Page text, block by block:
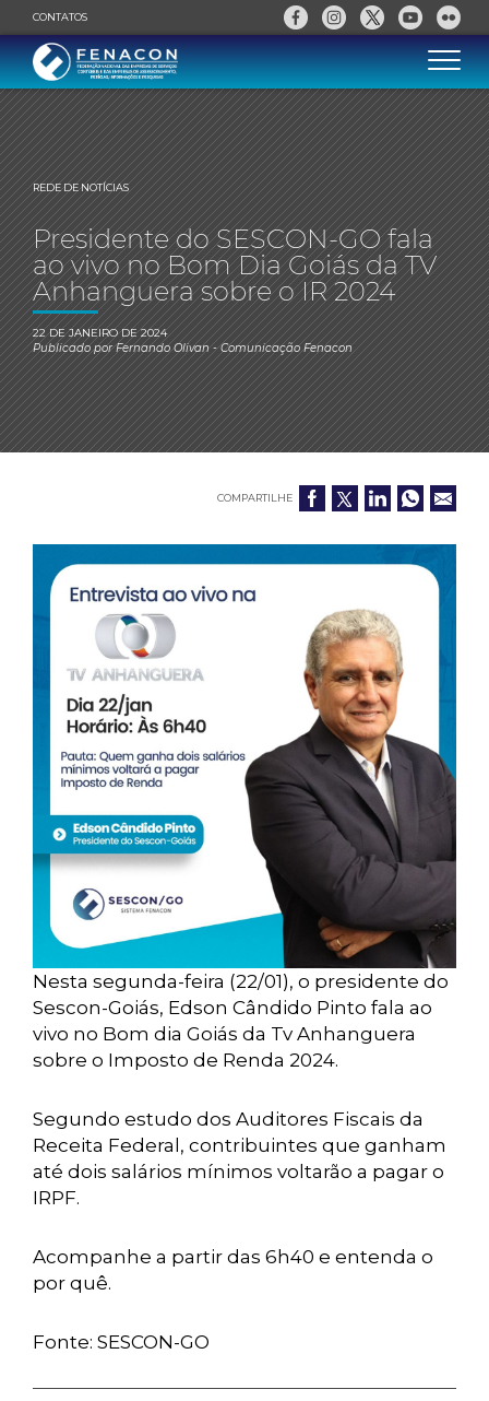
CONTATOS
REDE DE NOTÍCIAS
Presidente do SESCON-GO fala
ao vivo no Bom Dia Goiás da TV
Anhanguera sobre o IR 2024
22 DE JANEIRO DE 2024
Publicado porFernando Olivan- Comunicação Fenacon
COMPARTILHE
Nesta segunda-feira (22/01), o presidente do
Sescon-Goiás, Edson Cândido Pinto fala ao
vivo no Bom dia Goiás da Tv Anhanguera
sobre o Imposto de Renda 2024.
Segundo estudo dos Auditores Fiscais da
Receita Federal, contribuintes que ganham
até dois salários mínimos voltarão a pagar o
IRPF.
Acompanhe a partir das 6h40 e entenda o
por quê.
Fonte: SESCON-GO